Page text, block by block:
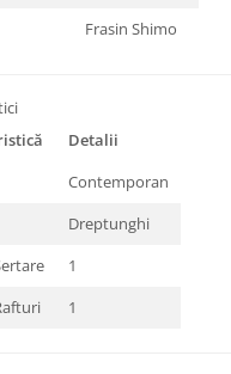
Frasin Shimo
Detalii
Contemporan
Dreptunghi
1
1